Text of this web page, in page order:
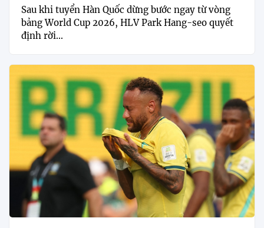
Sau khi tuyển Hàn Quốc dừng bước ngay từ vòng
bảng World Cup 2026, HLV Park Hang-seo quyết
định rời...